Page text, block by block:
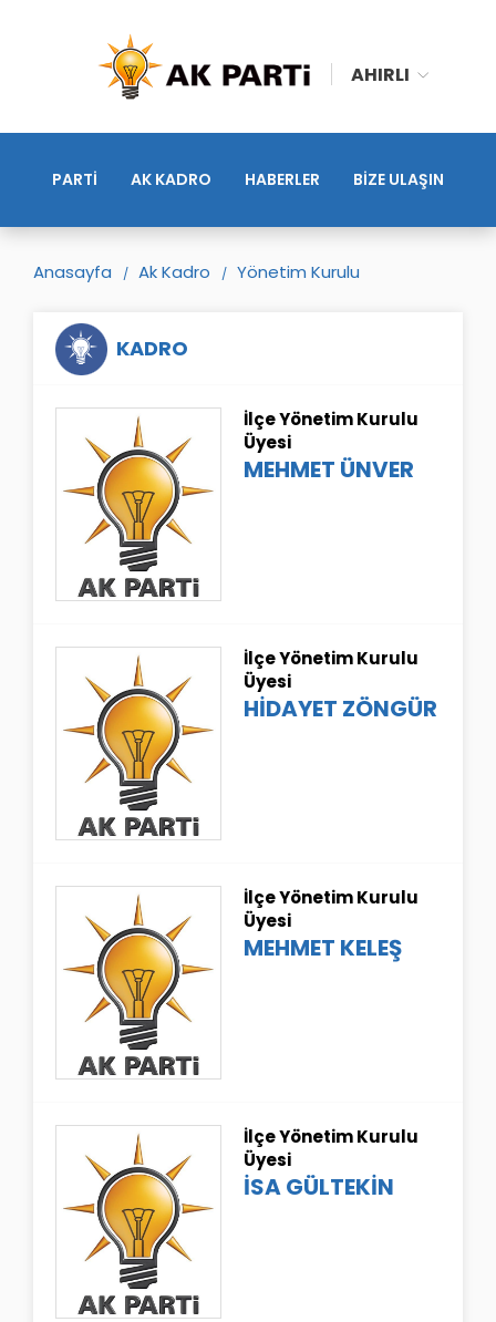
AHIRLI
PARTİ AK KADRO HABERLER BİZE ULAŞIN
Anasayfa Ak Kadro Yönetim Kurulu
KADRO
İlçe Yönetim Kurulu
Üyesi
MEHMET ÜNVER
İlçe Yönetim Kurulu
Üyesi
HİDAYET ZÖNGÜR
İlçe Yönetim Kurulu
Üyesi
MEHMET KELEŞ
İlçe Yönetim Kurulu
Üyesi
İSA GÜLTEKİN